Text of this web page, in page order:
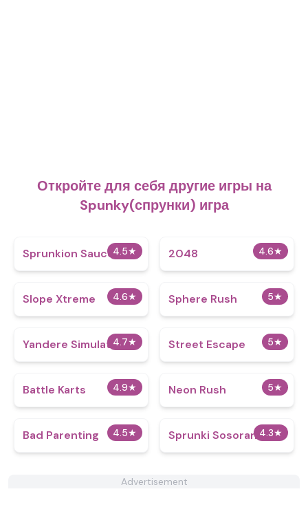
Откройте для себя другие игры на
Spunky(спрунки) игра
4.5★
Sprunkion Sauce 4.6★
2048
4.6★
Slope Xtreme 5★
Sphere Rush
4.7★
Yandere Simulator 5★
Street Escape
4.9★
Battle Karts 5★
Neon Rush
4.5★
Bad Parenting 4.3★
Sprunki Sosoranki
Advertisement